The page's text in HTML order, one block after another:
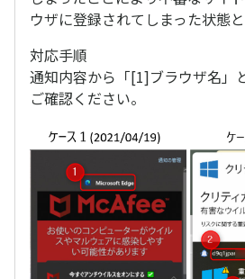
ウザに登録されてしまった状態と
対応手順
通知内容から「[1]ブラウザ名」
ご確認ください。